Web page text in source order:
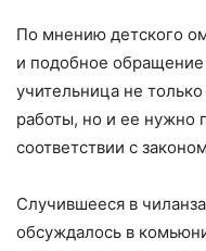
По мнению детского
и подобное
учительница не
работы, но и ее нужно
соответствии с
Случившееся в
обсуждалось в